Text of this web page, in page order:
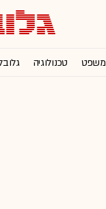
משפט טכנולוגיה